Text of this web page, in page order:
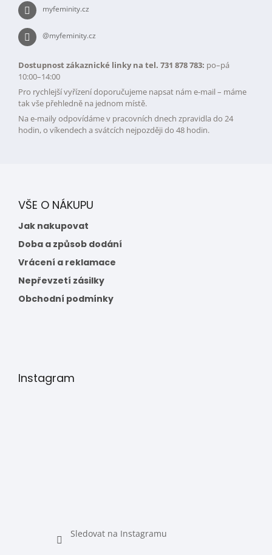
myfeminity.cz
@myfeminity.cz
Dostupnost zákaznické linky na tel. 731 878 783: po–pá
10:00–14:00
Pro rychlejší vyřízení doporučujeme napsat nám e-mail – máme
tak vše přehledně na jednom místě.
Na e-maily odpovídáme v pracovních dnech zpravidla do 24
hodin, o víkendech a svátcích nejpozději do 48 hodin.
VŠE O NÁKUPU
Jak nakupovat
Doba a způsob dodání
Vrácení a reklamace
Nepřevzetí zásilky
Obchodní podmínky
Instagram
Sledovat na Instagramu